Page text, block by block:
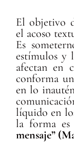
El objetivo
el acoso
Es
estímulos y
afectan en
conforma
en lo
líquido en
la forma es
mensaje”